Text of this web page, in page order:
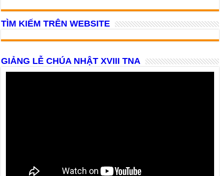
TÌM KIẾM TRÊN WEBSITE
GIẢNG LỄ CHÚA NHẬT XVIII TNA